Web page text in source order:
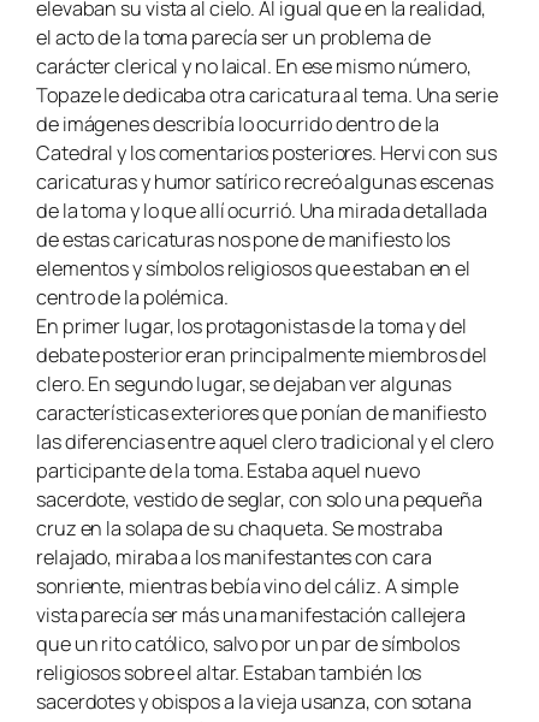
elevaban su vista al cielo. Al igual que en la realidad,
el acto de la toma parecía ser un problema de
carácter clerical y no laical. En ese mismo número,
Topaze le dedicaba otra caricatura al tema. Una serie
de imágenes describía lo ocurrido dentro de la
Catedral y los comentarios posteriores. Hervi con sus
caricaturas y humor satírico recreó algunas escenas
de la toma y lo que allí ocurrió. Una mirada detallada
de estas caricaturas nos pone de manifiesto los
elementos y símbolos religiosos que estaban en el
centro de la polémica.
En primer lugar, los protagonistas de la toma y del
debate posterior eran principalmente miembros del
clero. En segundo lugar, se dejaban ver algunas
características exteriores que ponían de manifiesto
las diferencias entre aquel clero tradicional y el clero
participante de la toma. Estaba aquel nuevo
sacerdote, vestido de seglar, con solo una pequeña
cruz en la solapa de su chaqueta. Se mostraba
relajado, miraba a los manifestantes con cara
sonriente, mientras bebía vino del cáliz. A simple
vista parecía ser más una manifestación callejera
que un rito católico, salvo por un par de símbolos
religiosos sobre el altar. Estaban también los
sacerdotes y obispos a la vieja usanza, con sotana